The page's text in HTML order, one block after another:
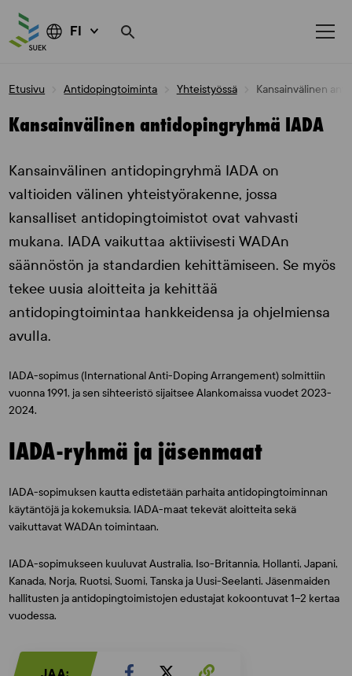
FI
Etusivu Antidopingtoiminta Yhteistyössä Kansainvälinen
Kansainvälinen antidopingryhmä IADA
Kansainvälinen antidopingryhmä IADA on
valtioiden välinen yhteistyörakenne, jossa
kansalliset antidopingtoimistot ovat vahvasti
mukana. IADA vaikuttaa aktiivisesti WADAn
säännöstön ja standardien kehittämiseen. Se myös
tekee uusia aloitteita ja kehittää
antidopingtoimintaa hankkeidensa ja ohjelmiensa
avulla.
IADA-sopimus (International Anti-Doping Arrangement) solmittiin
vuonna 1991, ja sen sihteeristö sijaitsee Alankomaissa vuodet 2023-
2024.
IADA-ryhmä ja jäsenmaat
IADA-sopimuksen kautta edistetään parhaita antidopingtoiminnan
käytäntöjä ja kokemuksia. IADA-maat tekevät aloitteita sekä
vaikuttavat WADAn toimintaan.
IADA-sopimukseen kuuluvat Australia, Iso-Britannia, Hollanti, Japani,
Kanada, Norja, Ruotsi, Suomi, Tanska ja Uusi-Seelanti. Jäsenmaiden
hallitusten ja antidopingtoimistojen edustajat kokoontuvat 1–2 kertaa
vuodessa.